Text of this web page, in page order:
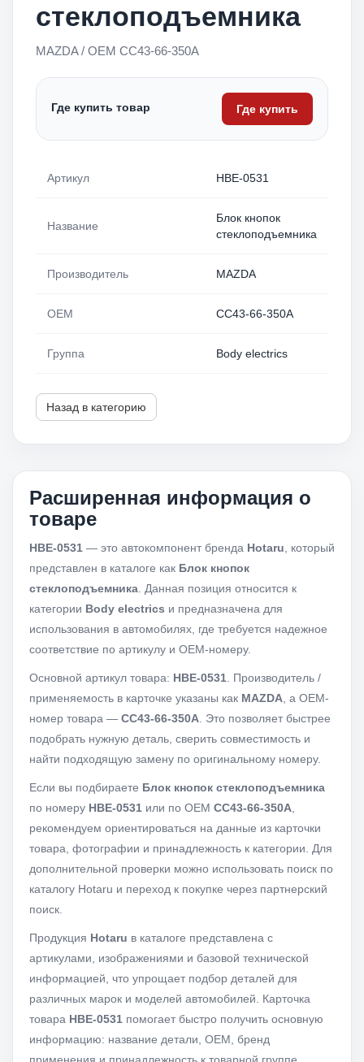
стеклоподъемника
MAZDA / OEM CC43-66-350A
Где купить товар Где купить
Артикул HBE-0531
Название
Блок кнопок
стеклоподъемника
Производитель MAZDA
OEM CC43-66-350A
Группа Body electrics
Назад в категорию
Расширенная информация о
товаре
HBE-0531 — это автокомпонент бренда Hotaru , который
представлен в каталоге как Блок кнопок
стеклоподъемника . Данная позиция относится к
категории Body electrics и предназначена для
использования в автомобилях, где требуется надежное
соответствие по артикулу и OEM-номеру.
Основной артикул товара: HBE-0531 . Производитель /
применяемость в карточке указаны как MAZDA , а OEM-
номер товара — CC43-66-350A . Это позволяет быстрее
подобрать нужную деталь, сверить совместимость и
найти подходящую замену по оригинальному номеру.
Если вы подбираете Блок кнопок стеклоподъемника
по номеру HBE-0531 или по OEM CC43-66-350A
рекомендуем ориентироваться на данные из карточки
товара, фотографии и принадлежность к категории. Для
дополнительной проверки можно использовать поиск по
каталогу Hotaru и переход к покупке через партнерский
поиск.
Продукция Hotaru в каталоге представлена с
артикулами, изображениями и базовой технической
информацией, что упрощает подбор деталей для
различных марок и моделей автомобилей. Карточка
товара HBE-0531 помогает быстро получить основную
информацию: название детали, OEM, бренд